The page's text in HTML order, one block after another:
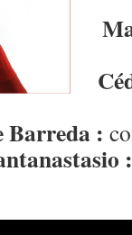
Barreda :
: